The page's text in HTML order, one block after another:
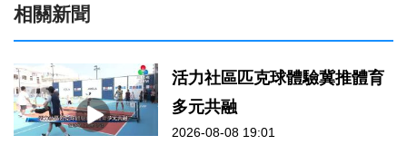
相關新聞
活力社區匹克球體驗冀推體育
多元共融
2026-08-08 19:01